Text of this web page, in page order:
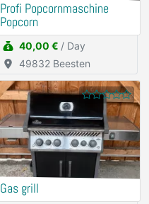
Profi Popcornmaschine
Popcorn
40,00 € / Day
49832 Beesten
Gas grill